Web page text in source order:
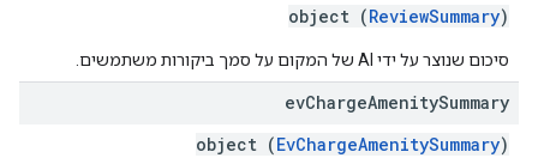
object (ReviewSummary)
סיכום שנוצר על ידי AI של המקום על סמך ביקורות משתמשים.
evChargeAmenitySummary
object (EvChargeAmenitySummary)